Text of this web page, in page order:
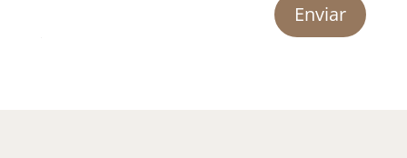
Enviar